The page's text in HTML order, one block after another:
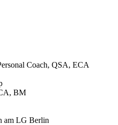
Coach, QSA, ECA
BM
am LG Berlin